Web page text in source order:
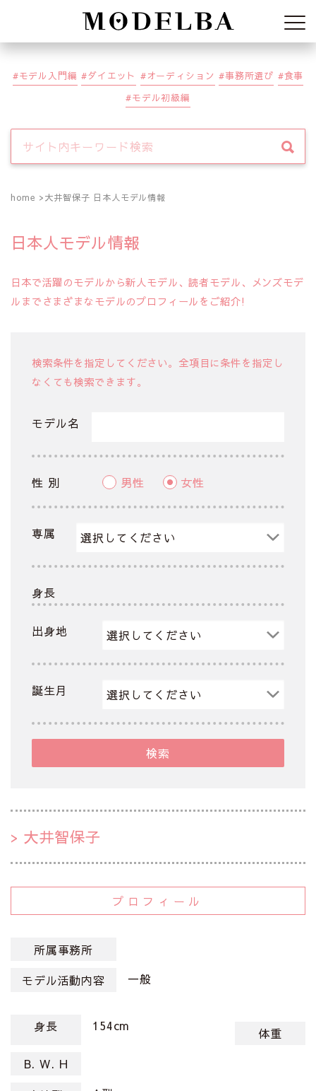
Modelba
モデル入門編 ダイエット オーディション 事務所選び
食事
モデル初級編
home 大井智保子 日本人モデル情報
日本人モデル情報
日本で活躍のモデルから新人モデル、読者モデル、メンズモデ
ルまでさまざまなモデルのプロフィールをご紹介!
検索条件を指定してください。全項目に条件を指定し
なくても検索できます。
モデル名
性 別 男性 女性
専属
身長
出身地
誕生月
検索
大井智保子
プロフィール
所属事務所
モデル活動内容
一般
身長 154cm
体重
B. W. H